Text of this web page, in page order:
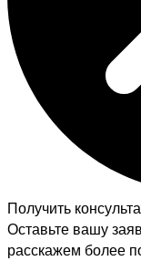
Получить
Оставьте вашу
расскажем более